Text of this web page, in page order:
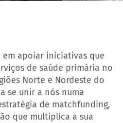
em apoiar iniciativas que
de saúde primária no
Norte e Nordeste do
se unir a nós numa
de matchfunding,
que multiplica a sua